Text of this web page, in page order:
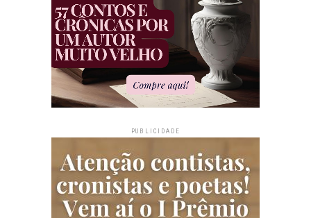
PUBLICIDADE